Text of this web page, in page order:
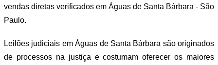
vendas diretas verificados em Águas de Santa Bárbara - São
Paulo.
Leilões judiciais em Águas de Santa Bárbara são originados
de processos na justiça e costumam oferecer os maiores